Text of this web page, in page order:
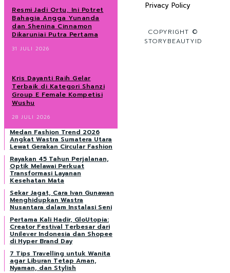
Resmi Jadi Ortu, Ini Potret
Bahagia Angga Yunanda
dan Shenina Cinnamon
Dikaruniai Putra Pertama
31 JULI 2026
Kris Dayanti Raih Gelar
Terbaik di Kategori Shanzi
Group E Female Kompetisi
Wushu
28 JULI 2026
Medan Fashion Trend 2026
Angkat Wastra Sumatera Utara
Lewat Gerakan Circular Fashion
Rayakan 45 Tahun Perjalanan,
Optik Melawai Perkuat
Transformasi Layanan
Kesehatan Mata
Sekar Jagat, Cara Ivan Gunawan
Menghidupkan Wastra
Nusantara dalam Instalasi Seni
Pertama Kali Hadir, GloUtopia:
Creator Festival Terbesar dari
Unilever Indonesia dan Shopee
di Hyper Brand Day
7 Tips Travelling untuk Wanita
agar Liburan Tetap Aman,
Nyaman, dan Stylish
Privacy Policy
COPYRIGHT ©
STORYBEAUTYID